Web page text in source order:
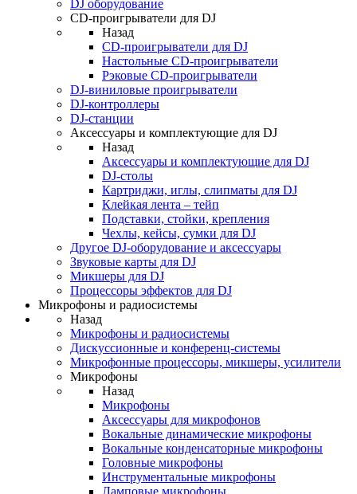
DJ оборудование
CD-проигрыватели для DJ
Назад
CD-проигрыватели для DJ
Настольные CD-проигрыватели
Рэковые CD-проигрыватели
DJ-виниловые проигрыватели
DJ-контроллеры
DJ-станции
Аксессуары и комплектующие для DJ
Назад
Аксессуары и комплектующие для DJ
DJ-столы
Картриджи, иглы, слипматы для DJ
Клейкая лента – тейп
Подставки, стойки, крепления
Чехлы, кейсы, сумки для DJ
Другое DJ-оборудование и аксессуары
Звуковые карты для DJ
Микшеры для DJ
Процессоры эффектов для DJ
Микрофоны и радиосистемы
Назад
Микрофоны и радиосистемы
Дискуссионные и конференц-системы
Микрофонные процессоры, микшеры, усилители
Микрофоны
Назад
Микрофоны
Аксессуары для микрофонов
Вокальные динамические микрофоны
Вокальные конденсаторные микрофоны
Головные микрофоны
Инструментальные микрофоны
Ламповые микрофоны